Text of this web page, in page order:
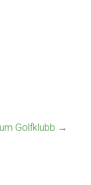
Golfklubb →